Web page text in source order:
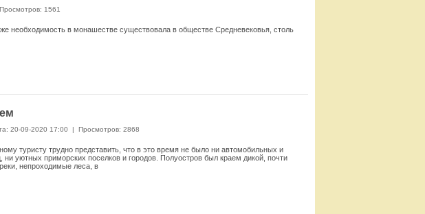
Просмотров: 1561
необходимость в монашестве существовала в обществе Средневековья, столь
20-09-2020 17:00 | Просмотров: 2868
туристу трудно представить, что в это время не было ни автомобильных и
уютных приморских поселков и городов. Полуостров был краем дикой, почти
непроходимые леса, в